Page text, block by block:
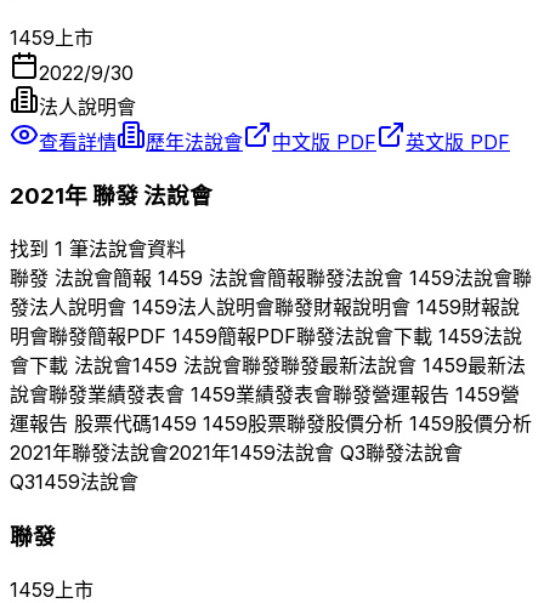
1459 上市
2022/9/30
法人說明會
查看詳情
歷年法說會 中文版 PDF 英文版 PDF
2021年聯發法說會
找到 1 筆法說會資料
聯發 法說會簡報 1459 法說會簡報聯發法說會 1459法說會聯
發法人說明會 1459法人說明會聯發財報說明會 1459財報說
明會聯發簡報PDF 1459簡報PDF聯發法說會下載 1459法說
會下載 法說會1459 法說會聯發聯發最新法說會 1459最新法
說會聯發業績發表會 1459業績發表會聯發營運報告 1459營
運報告 股票代碼1459 1459股票聯發股價分析 1459股價分析
2021年聯發法說會2021年1459法說會 Q3聯發法說會
Q31459法說會
聯發
1459 上市